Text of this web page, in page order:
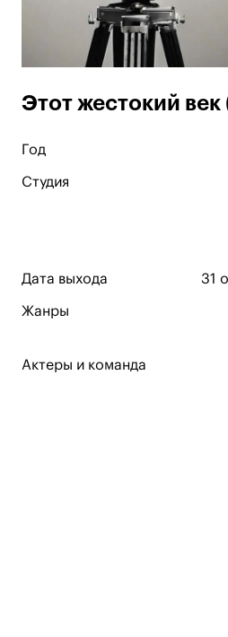
Этот жестокий век
Год
Студия
Дата выхода 31
Жанры
Актеры и команда